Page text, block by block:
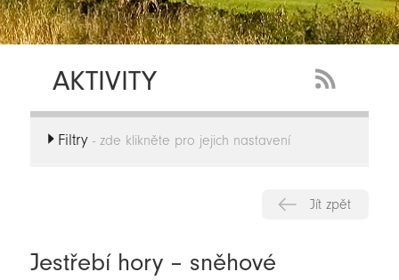
AKTIVITY
Feed
Filtry- zde klikněte pro jejich nastavení
Jít zpět
Jestřebí hory – sněhové